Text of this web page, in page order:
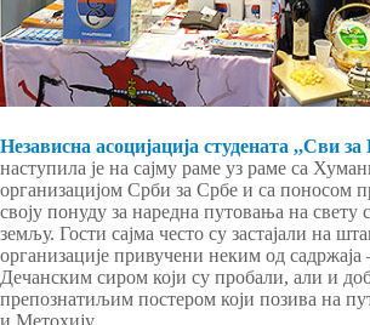
Независна асоцијација студената ,,Сви за
наступила је на сајму раме уз раме са
организацијом Срби за Србе и са поносом
своју понуду за наредна путовања на свету
земљу. Гости сајма често су застајали на
организације привучени неким од садржаја
Дечанским сиром који су пробали, али и
препознатиљим постером који позива на
и Метохију.